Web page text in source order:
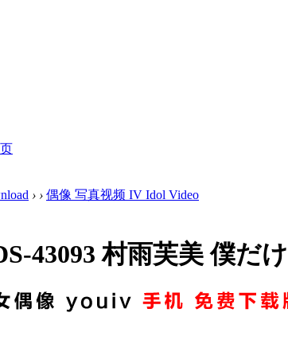
› › 偶像 写真视频 IV Idol Video
43093 村雨芙美 僕だ